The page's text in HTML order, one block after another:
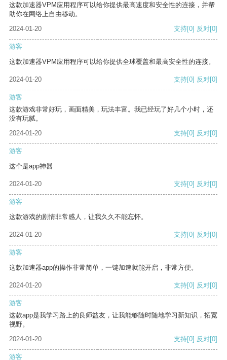
这款加速器VPM应用程序可以给你提供最高速度和安全性的连接，并帮
助你在网络上自由移动。
2024-01-20
支持[0] 反对[0]
游客
这款加速器VPM应用程序可以给你提供全球覆盖和最高安全性的连接。
2024-01-20 支持[0] 反对[0]
游客
这款游戏非常好玩，画面精美，玩法丰富。我已经玩了好几个小时，还
没有玩腻。
2024-01-20
支持[0] 反对[0]
游客
这个是app神器
2024-01-20 支持[0] 反对[0]
游客
这款游戏的剧情非常感人，让我久久不能忘怀。
2024-01-20 支持[0] 反对[0]
游客
这款加速器app的操作非常简单，一键加速就能开启，非常方便。
2024-01-20 支持[0] 反对[0]
游客
这款app是我学习路上的良师益友，让我能够随时随地学习新知识，拓宽
视野。
2024-01-20
支持[0] 反对[0]
游客